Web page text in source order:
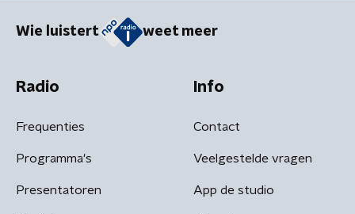
Wie luistert weet meer
Radio
Frequenties
Programma's
Presentatoren
Info
Contact
Veelgestelde vragen
App de studio